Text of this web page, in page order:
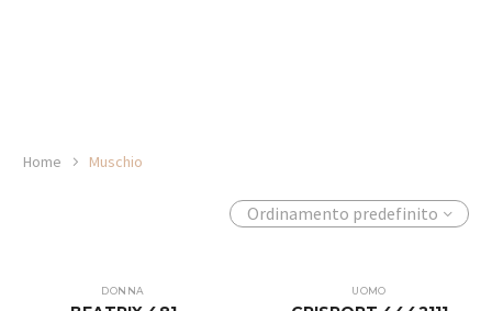
Home Muschio
Ordinamento predefinito
DONNA UOMO